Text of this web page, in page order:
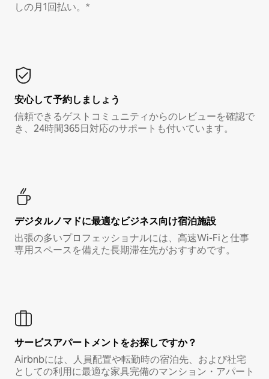
しの月1回払い。*
安心して予約しましょう
信頼できるゲストコミュニティからのレビューを確認で
き、24時間365日対応のサポートも付いています。
デジタルノマド⁠に最⁠適⁠なビ⁠ジ⁠ネ⁠ス⁠向⁠け宿⁠泊⁠施⁠設
出張の多いプロフェッショナルには、高速Wi-Fiと仕事
専用スペースを備えた長期滞在先がおすすめです。
サービスアパートメントをお探しですか？
Airbnbには、人員配置や転勤時の宿泊先、および社宅
としての利用に最適な家具完備のマンション・アパート